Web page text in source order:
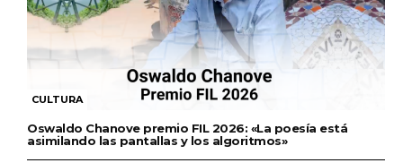
CULTURA
Oswaldo Chanove premio FIL 2026: «La poesía está
asimilando las pantallas y los algoritmos»